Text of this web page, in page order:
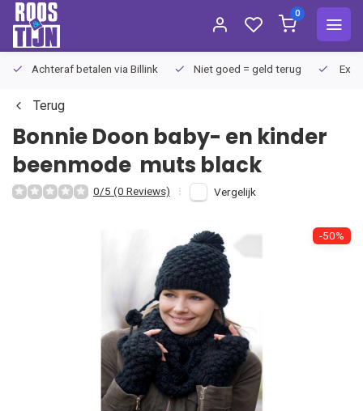
0
Achteraf betalen via Billink Niet goed = geld terug
Terug
Bonnie Doon baby- en kinder
beenmode muts black
0/5 (0 Reviews) Vergelijk
-50%